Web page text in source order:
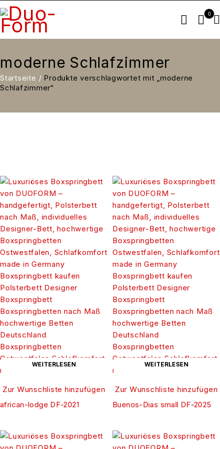
0
moderne Schlafzimmer
Startseite / Produkte verschlagwortet mit „moderne
Schlafzimmer“
WEITERLESEN
Zur Wunschliste hinzufügen
african-lodge DF-2021
WEITERLESEN
Zur Wunschliste hinzufügen
Buenos-Dias small DF-2025